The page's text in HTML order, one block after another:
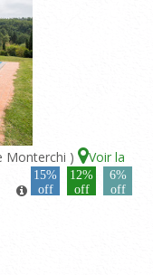
Monterchi )
Voir la
15%
off
12%
off
6%
off